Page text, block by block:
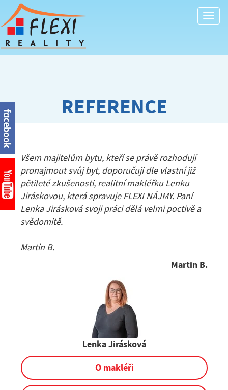
REFERENCE
Všem majitelům bytu, kteří se právě rozhodují
pronajmout svůj byt, doporučuji dle vlastní již
pětileté zkušenosti, realitní makléřku Lenku
Jiráskovou, která spravuje FLEXI NÁJMY. Paní
Lenka Jirásková svoji práci dělá velmi poctivě a
svědomitě.
Martin B.
Martin B.
Lenka Jirásková
O makléři